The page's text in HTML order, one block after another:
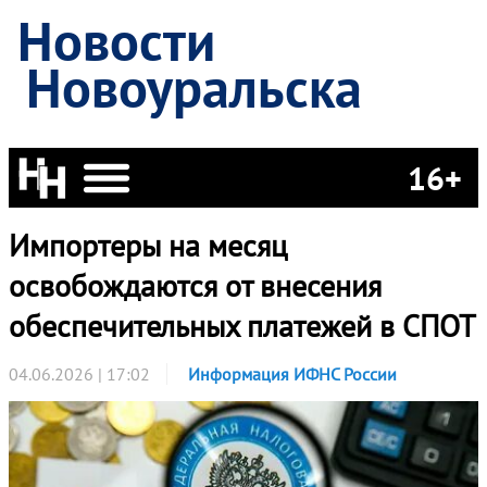
Новости
Новоуральска
16+
Импортеры на месяц
освобождаются от внесения
обеспечительных платежей в СПОТ
04.06.2026 | 17:02 Информация ИФНС России